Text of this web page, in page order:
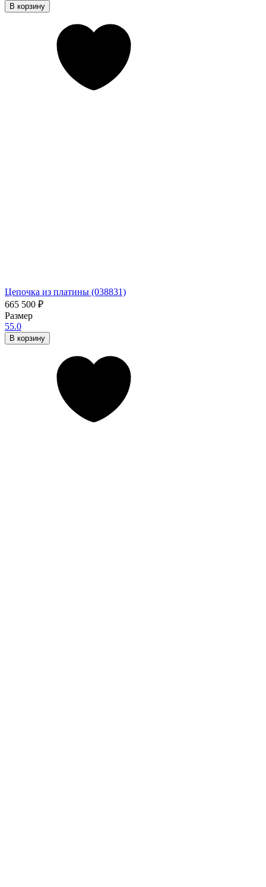
В корзину
Цепочка из платины (038831)
665 500 ₽
Размер
55.0
В корзину